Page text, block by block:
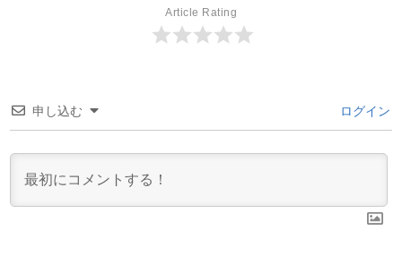
Article Rating
申し込む ログイン